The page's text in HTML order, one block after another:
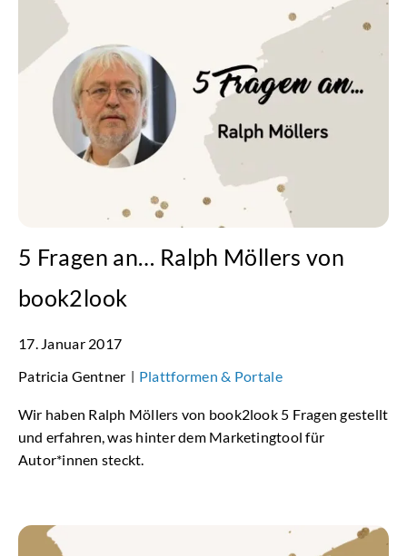
5 Fragen an… Ralph Möllers von
book2look
17. Januar 2017
Patricia Gentner | Plattformen & Portale
Wir haben Ralph Möllers von book2look 5 Fragen gestellt
und erfahren, was hinter dem Marketingtool für
Autor*innen steckt.